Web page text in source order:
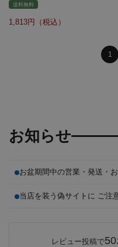
送料無料
1,813
1
お知らせ
お盆期間中の営業・発送・
当店を装う偽サイトに ご注
レビュー投稿で50